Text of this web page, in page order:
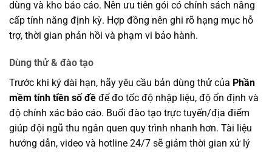
dùng và kho báo cáo. Nên ưu tiên gói có chính sách nâng
cấp tính năng định kỳ. Hợp đồng nên ghi rõ hạng mục hỗ
trợ, thời gian phản hồi và phạm vi bảo hành.
Dùng thử & đào tạo
Trước khi ký dài hạn, hãy yêu cầu bản dùng thử của Phần
mềm tính tiền số đề để đo tốc độ nhập liệu, độ ổn định và
độ chính xác báo cáo. Buổi đào tạo trực tuyến/địa điểm
giúp đội ngũ thu ngân quen quy trình nhanh hơn. Tài liệu
hướng dẫn, video và hotline 24/7 sẽ giảm thời gian xử lý